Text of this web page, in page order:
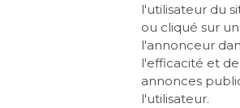
l'utilisateur du
ou cliqué sur
l'annonceur
l'efficacité et
annonces
l'utilisateur.